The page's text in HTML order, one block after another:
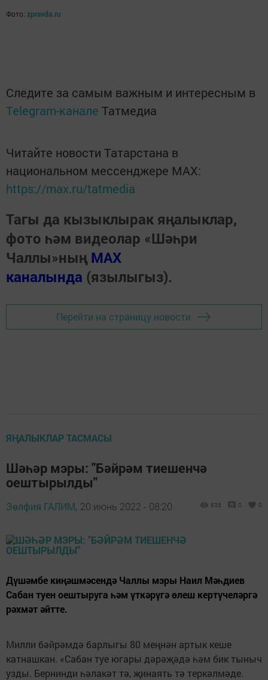
Фото: zpravda.ru
Следите за самым важным и интересным в
Telegram-канале Татмедиа
Читайте новости Татарстана в
национальном мессенджере MАХ:
https://max.ru/tatmedia
Тагы да кызыклырак яңалыклар,
фото һәм видеолар «Шәһри
Чаллы»ның MAX
каналында (язылыгыз).
Перейти на страницу новости
ЯҢАЛЫКЛАР ТАСМАСЫ
Шәһәр мэры: "Бәйрәм тиешенчә
оештырылды"
Зөлфия ГАЛИМ, 20 июнь 2022 - 08:20 835 0 0
Дүшәмбе киңәшмәсендә Чаллы мэры Наил Мәһдиев
Сабан туен оештыруга һәм үткәрүгә өлеш кертүчеләргә
рәхмәт әйтте.
Милли бәйрәмдә барлыгы 80 меңнән артык кеше
катнашкан. «Сабан туе югары дәрәҗәдә һәм бик тыныч
узды. Бернинди һәлакәт тә, җинаять тә теркәлмәде.